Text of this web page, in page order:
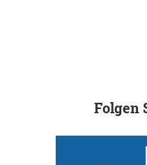
Folgen